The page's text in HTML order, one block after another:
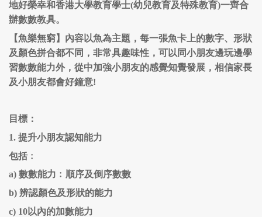
地好榮幸和香港大學教育學士(幼兒教育及特殊教育)一齊合
辦數數教具。
【魚樂無窮】內容以魚為主題，每一張魚卡上的數字、形狀
及顏色拼合都不同，非常具趣味性，可以同小朋友邊玩邊學
習數數能力外，從中加強小朋友的感覺知覺發展，相信家長
及小朋友都會好鐘意!
目標：
1. 提升小朋友認知能力
包括﹕
a) 數數能力﹕順序及倒序數數
b) 辨認顏色及形狀的能力
c) 10以內的加數能力